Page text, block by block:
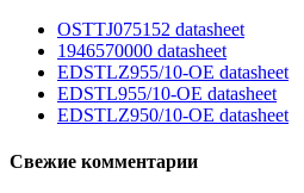
OSTTJ075152 datasheet
1946570000 datasheet
EDSTLZ955/10-OE datasheet
EDSTL955/10-OE datasheet
EDSTLZ950/10-OE datasheet
Свежие комментарии